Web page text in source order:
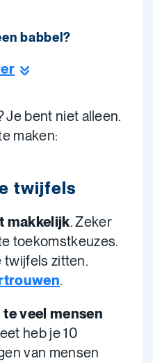
babbel?
Je bent niet alleen.
maken:
twijfels
makkelijk. Zeker
toekomstkeuzes.
twijfels zitten.
.
veel mensen
heb je 10
van mensen